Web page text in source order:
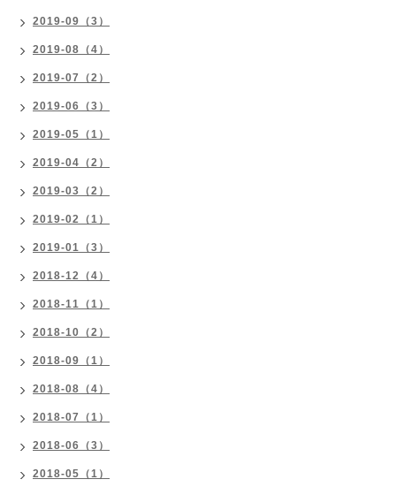
2019-09（3）
2019-08（4）
2019-07（2）
2019-06（3）
2019-05（1）
2019-04（2）
2019-03（2）
2019-02（1）
2019-01（3）
2018-12（4）
2018-11（1）
2018-10（2）
2018-09（1）
2018-08（4）
2018-07（1）
2018-06（3）
2018-05（1）